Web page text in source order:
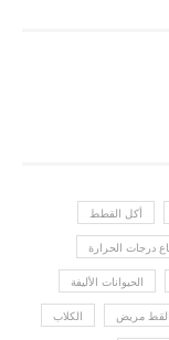
أكل القطط
درجات الحرارة
الحيوانات الأليفة
القط مريض الكلاب